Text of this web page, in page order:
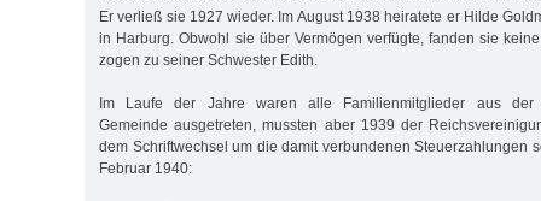
Er verließ sie 1927 wieder. Im August 1938 heiratete er Hilde
in Harburg. Obwohl sie über Vermögen verfügte, fanden sie
zogen zu seiner Schwester Edith.
Im Laufe der Jahre waren alle Familienmitglieder aus der
Gemeinde ausgetreten, mussten aber 1939 der
dem Schriftwechsel um die damit verbundenen Steuerzahlungen
Februar 1940: